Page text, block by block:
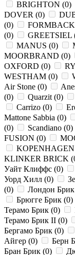
BRIGHTON (0)
DOVER (0)
(0) FORMBACK
(0) GREETSIEL
MANUS (0)
MOORBRAND (0)
OXFORD (0)
WESTHAM (0)
Air Stone (0)
(0) Quarzit (0)
Carrizo (0)
Mattone Sabbia (0)
(0) Scandiano (0)
FUSION (0)
KOPENHAGEN
KLINKER BRICK (
Уайт Клиффс (0)
Уорд Хилл (0)
(0) Лондон Брик
Брюгге Брик (0)
Терамо Брик (0)
Терамо Брик II (0)
Бергамо Брик (0)
Айгер (0) Берн
Бран Брик (0)